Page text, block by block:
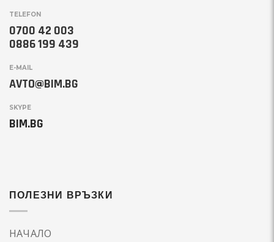
TELEFON
0700 42 003
0886 199 439
E-MAIL
AVTO@BIM.BG
SKYPE
BIM.BG
ПОЛЕЗНИ ВРЪЗКИ
НАЧАЛО